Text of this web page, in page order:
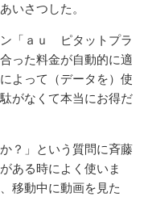
いさつした。
「ａｕ ピタットプラ
った料金が自動的に適
よって（データを）使
がなくて本当にお得だ
？」という質問に斉藤
ある時によく使いま
移動中に動画を見た